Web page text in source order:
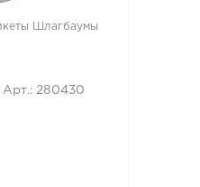
Шлагбаумы
Арт.: 280430